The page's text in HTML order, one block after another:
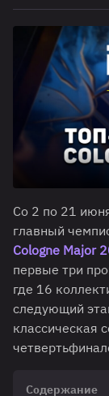
Со 2 по 21
главный
Cologne Major
первые три
где 16
следующий
классическая
Содержание